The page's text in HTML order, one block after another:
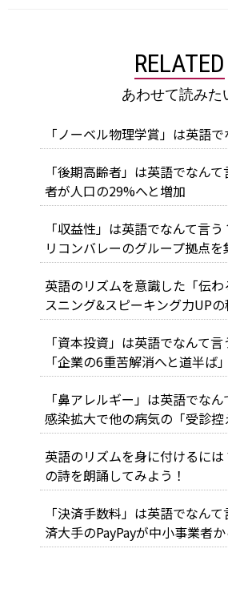
RELATED
あわせて読みた
「ノーベル物理学賞」は英語
「後期高齢者」は英語でなん
者が人口の29%へと増加
「収益性」は英語でなんて言
リコンバレーのグループ拠点を
英語のリズムを意識した「伝
スニング&スピーキング力UPの
「資本投資」は英語でなんて
「企業の6重苦解消へと道半ば
「鼻アレルギー」は英語でな
感染拡大で他の病気の「受診控
英語のリズムを身に付けるに
の詩を朗誦してみよう！
「決済手数料」は英語でなん
済大手のPayPayが中小事業者